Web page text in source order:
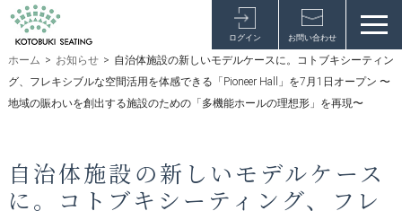
ログイン お問い合わせ
ホーム > お知らせ > 自治体施設の新しいモデルケースに。コトブキシーティン
グ、フレキシブルな空間活用を体感できる「Pioneer Hall」を7月1日オープン 〜
地域の賑わいを創出する施設のための「多機能ホールの理想形」を再現〜
自治体施設の新しいモデルケース
に。コトブキシーティング、フレ